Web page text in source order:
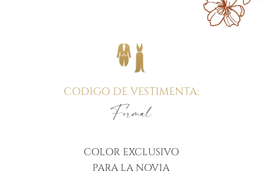
CODIGO DE VESTIMENTA:
Formal
COLOR EXCLUSIVO
PARA LA NOVIA